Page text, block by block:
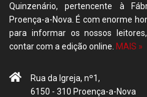
Quinzenário, pertencente à
Proença-a-Nova. É com enorme
para informar os nossos
contar com a edição online. MAIS »
Rua da Igreja, nº1,
6150 - 310 Proença-a-Nova